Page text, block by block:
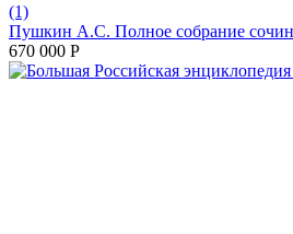
(1)
Пушкин А.С. Полное собрание
670 000 Р